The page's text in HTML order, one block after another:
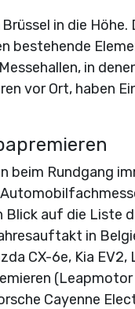
in die
bestehende
in
vor Ort, haben
beim Rundgang
Blick auf die Liste
in
CX-6e, Kia
Cayenne